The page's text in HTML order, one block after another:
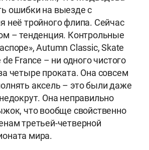
ошибки на выезде с
неё тройного флипа. Сейчас
– тенденция. Контрольные
Autumn Classic, Skate
France – ни одного чистого
четыре проката. Она совсем
аксель – это были даже
Она неправильно
что вообще свойственно
третьей-четверной
мира.